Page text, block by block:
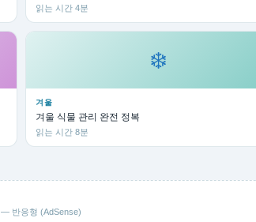
읽는 시간 4분
❄️
겨울
겨울 식물 관리 완전 정복
읽는 시간 8분
— 반응형 (AdSense)